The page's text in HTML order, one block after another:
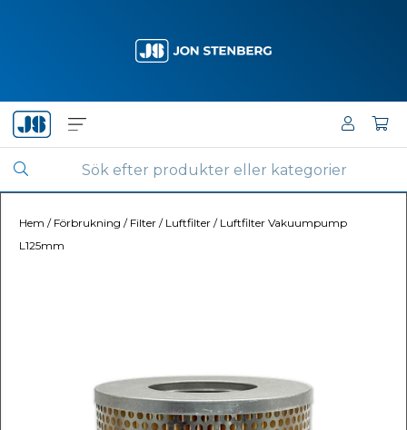
Hem / Förbrukning / Filter / Luftfilter / Luftfilter Vakuumpump
L125mm